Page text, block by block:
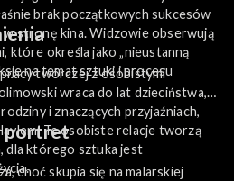
brak początkowych sukcesów
w stronę kina. Widzowie obserwują
które określa jako „nieustanną
na temat sztuki i procesu
twórczej z osobistymi
wraca do lat dzieciństwa,
i znaczących przyjaźniach,
Te osobiste relacje tworzą
dla którego sztuka jest
portret
choć skupia się na malarskiej